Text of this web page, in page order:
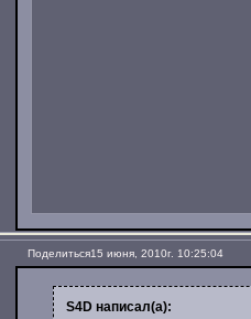
Поделиться15 июня, 2010г. 10:25:04
S4D написал(а):